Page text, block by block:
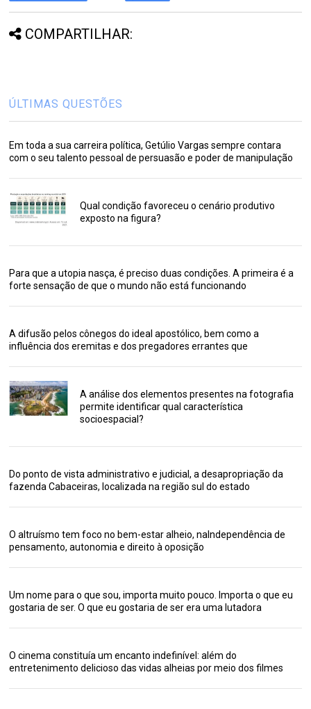
COMPARTILHAR:
ÚLTIMAS QUESTÕES
Em toda a sua carreira política, Getúlio Vargas sempre contara
com o seu talento pessoal de persuasão e poder de manipulação
Qual condição favoreceu o cenário produtivo
exposto na figura?
Para que a utopia nasça, é preciso duas condições. A primeira é a
forte sensação de que o mundo não está funcionando
A difusão pelos cônegos do ideal apostólico, bem como a
influência dos eremitas e dos pregadores errantes que
A análise dos elementos presentes na fotografia
permite identificar qual característica
socioespacial?
Do ponto de vista administrativo e judicial, a desapropriação da
fazenda Cabaceiras, localizada na região sul do estado
O altruísmo tem foco no bem-estar alheio, naIndependência de
pensamento, autonomia e direito à oposição
Um nome para o que sou, importa muito pouco. Importa o que eu
gostaria de ser. O que eu gostaria de ser era uma lutadora
O cinema constituía um encanto indefinível: além do
entretenimento delicioso das vidas alheias por meio dos filmes